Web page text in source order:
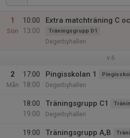
1
Sön
10:00
13:00
Extra matchträning C
Träningsgrupp D1
Degerbyhallen
v.6
2
Mån
17:00
18:00
Pingisskolan 1
Degerbyhallen
18:00
19:00
Träningsgrupp C1
Degerbyhallen
19:00
Träningsgrupp A,B